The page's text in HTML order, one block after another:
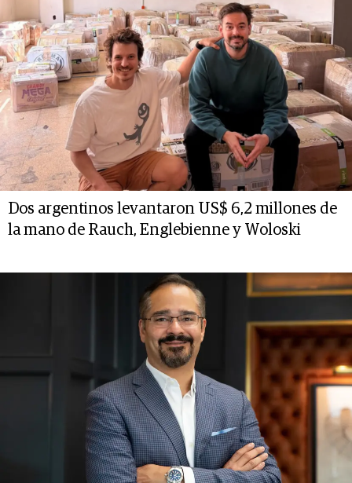
Dos argentinos levantaron US$ 6,2 millones de
la mano de Rauch, Englebienne y Woloski